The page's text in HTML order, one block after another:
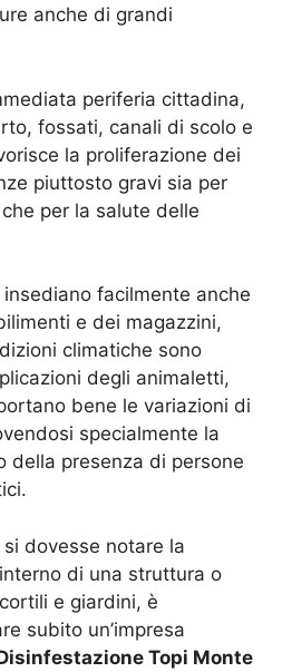
anche di grandi
periferia cittadina,
fossati, canali di scolo e
la proliferazione dei
piuttosto gravi sia per
per la salute delle
facilmente anche
e dei magazzini,
climatiche sono
degli animaletti,
bene le variazioni di
specialmente la
della presenza di persone
dovesse notare la
di una struttura o
e giardini, è
subito un’impresa
Topi Monte